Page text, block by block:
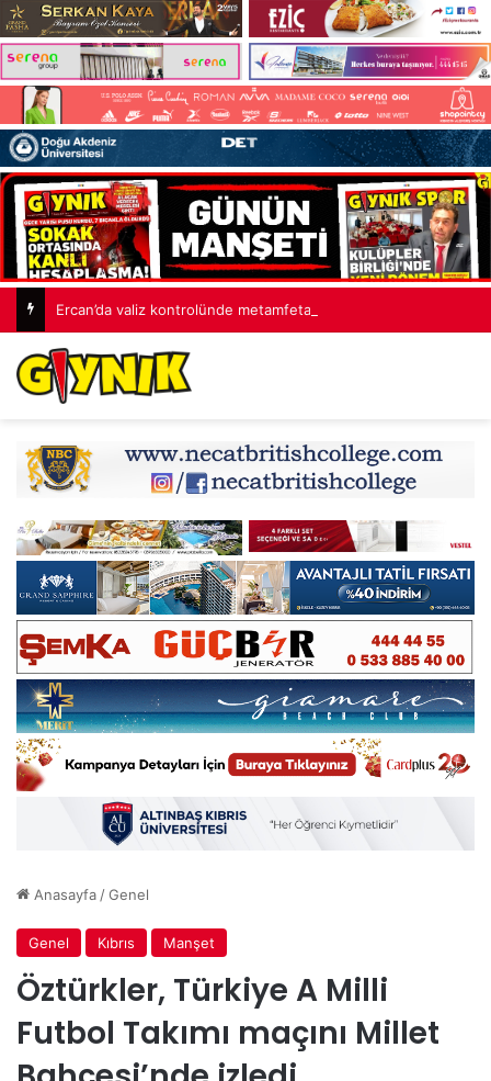
Ercan’da valiz kontrolünde metamfetamin ele geçirildi
Anasayfa/Genel
Genel Kıbrıs Manşet
Öztürkler, Türkiye A Milli
Futbol Takımı maçını Millet